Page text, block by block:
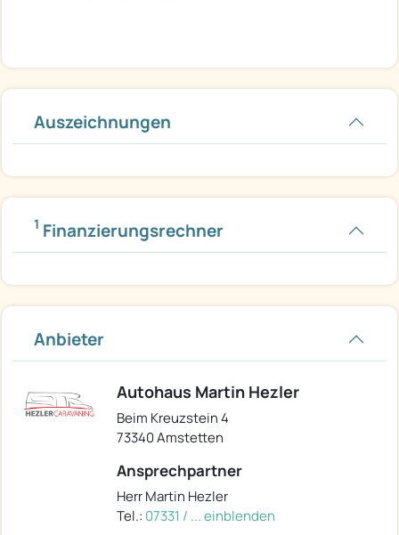
Auszeichnungen
1 Finanzierungsrechner
Anbieter
Autohaus Martin Hezler
Beim Kreuzstein 4
73340 Amstetten
Ansprechpartner
Herr Martin Hezler
Tel.: 07331 / ... einblenden